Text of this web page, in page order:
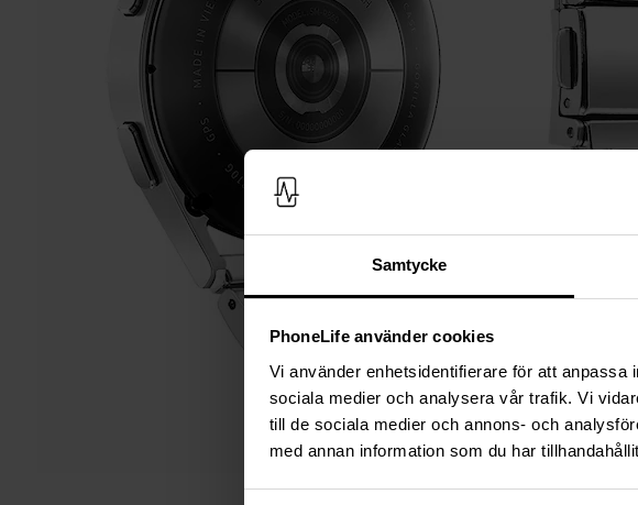
Samtycke
PhoneLife använder cookies
Vi använder enhetsidentifierare för att anpassa
sociala medier och analysera vår trafik. Vi
till de sociala medier och annons- och
med annan information som du har